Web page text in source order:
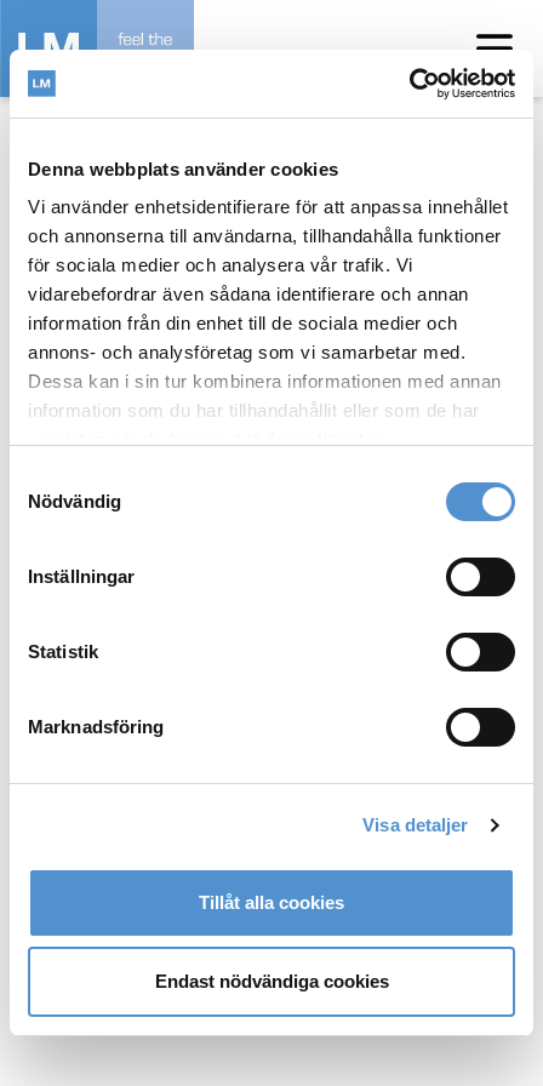
Denna webbplats använder cookies
Vi använder enhetsidentifierare för att anpassa innehållet
och annonserna till användarna, tillhandahålla funktioner
för sociala medier och analysera vår trafik. Vi
vidarebefordrar även sådana identifierare och annan
information från din enhet till de sociala medier och
annons- och analysföretag som vi samarbetar med.
Dessa kan i sin tur kombinera informationen med annan
information som du har tillhandahållit eller som de har
Nödvändig
Inställningar
Statistik
Marknadsföring
Visa detaljer
Tillåt alla cookies
Endast nödvändiga cookies
Home/How to use video
References